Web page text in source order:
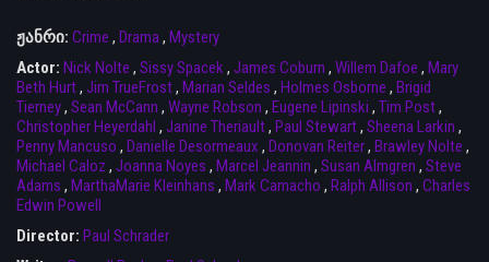
ჟანრი: Crime , Drama, Mystery
Actor: Nick Nolte , Sissy Spacek , James Coburn , Willem Dafoe , Mary
Beth Hurt, Jim TrueFrost, Marian Seldes , Holmes Osborne , Brigid
Tierney, Sean McCann , Wayne Robson , Eugene Lipinski , Tim Post,
Christopher Heyerdahl , Janine Theriault, Paul Stewart, Sheena Larkin ,
Penny Mancuso , Danielle Desormeaux , Donovan Reiter, Brawley Nolte ,
Michael Caloz , Joanna Noyes , Marcel Jeannin , Susan Almgren , Steve
Adams , MarthaMarie Kleinhans , Mark Camacho , Ralph Allison , Charles
Edwin Powell
Director: Paul Schrader